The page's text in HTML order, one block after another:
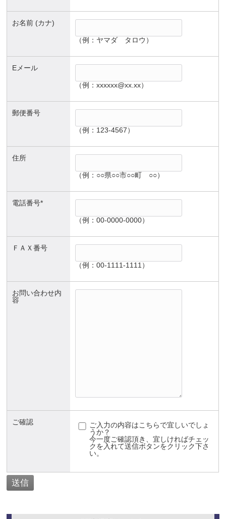
お名前 (カナ)
（例：ヤマダ タロウ）
Eメール
（例：xxxxxx@xx.xx）
郵便番号
（例：123-4567）
住所
（例：○○県○○市○○町 ○○）
電話番号*
（例：00-0000-0000）
ＦＡＸ番号
（例：00-1111-1111）
お問い合わせ内
容
ご確認
ご入力の内容はこちらで宜しいでしょ
うか？
今一度ご確認頂き、宜しければチェッ
クを入れて送信ボタンをクリック下さ
い。